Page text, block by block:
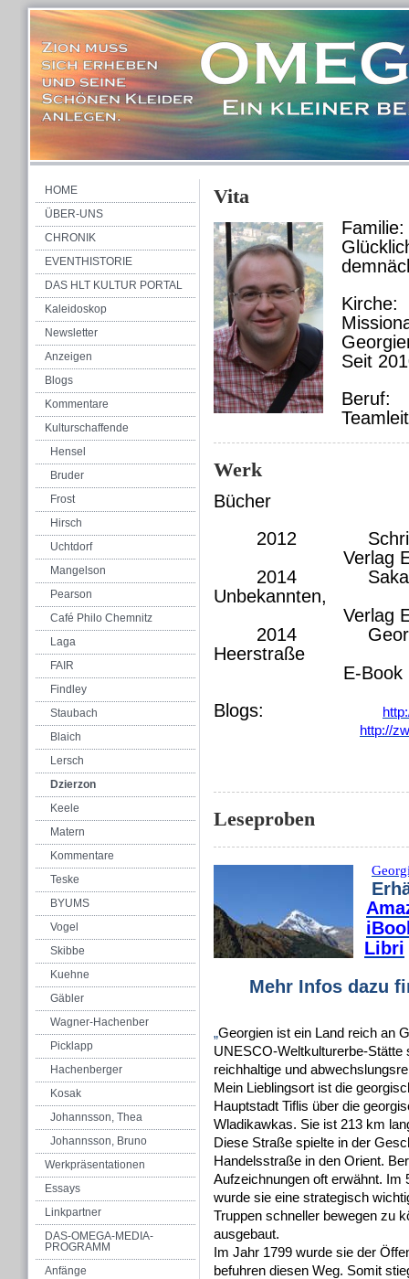
HOME
ÜBER-UNS
CHRONIK
EVENTHISTORIE
DAS HLT KULTUR PORTAL
Kaleidoskop
Newsletter
Anzeigen
Blogs
Kommentare
Kulturschaffende
Hensel
Bruder
Frost
Hirsch
Uchtdorf
Mangelson
Pearson
Café Philo Chemnitz
Laga
FAIR
Findley
Staubach
Blaich
Lersch
Dzierzon
Keele
Matern
Kommentare
Teske
BYUMS
Vogel
Skibbe
Kuehne
Gäbler
Wagner-Hachenber
Picklapp
Hachenberger
Kosak
Johannsson, Thea
Johannsson, Bruno
Werkpräsentationen
Essays
Linkpartner
DAS-OMEGA-MEDIA-
PROGRAMM
Anfänge
Vita
Seit
Beruf:
Werk
Bücher
2012 Schritte
Verlag
2014
Unbekannten,
Verlag
2014 Georgien
Heerstraße
E-Book
Blogs:
http://
Leseproben
Libri
Mehr Infos dazu
„Georgien ist ein Land reich an
UNESCO-Weltkulturerbe-
reichhaltige und
Mein Lieblingsort ist die
Hauptstadt Tiflis über die
Wladikawkas. Sie ist 213 km
Diese Straße spielte in der
Handelsstraße in den Orient.
Aufzeichnungen oft erwähnt.
wurde sie eine strategisch
Truppen schneller bewegen zu
ausgebaut.
Im Jahr 1799 wurde sie der
befuhren diesen Weg. Somit